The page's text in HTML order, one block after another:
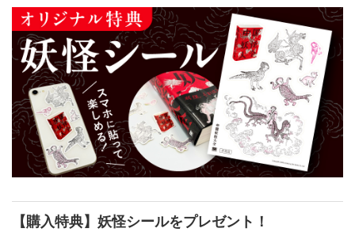
【購入特典】妖怪シールをプレゼント！